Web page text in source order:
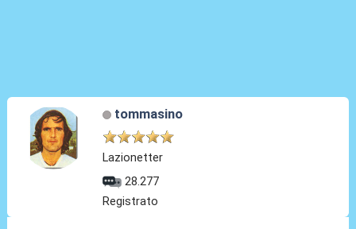
tommasino
Lazionetter
28.277
Registrato